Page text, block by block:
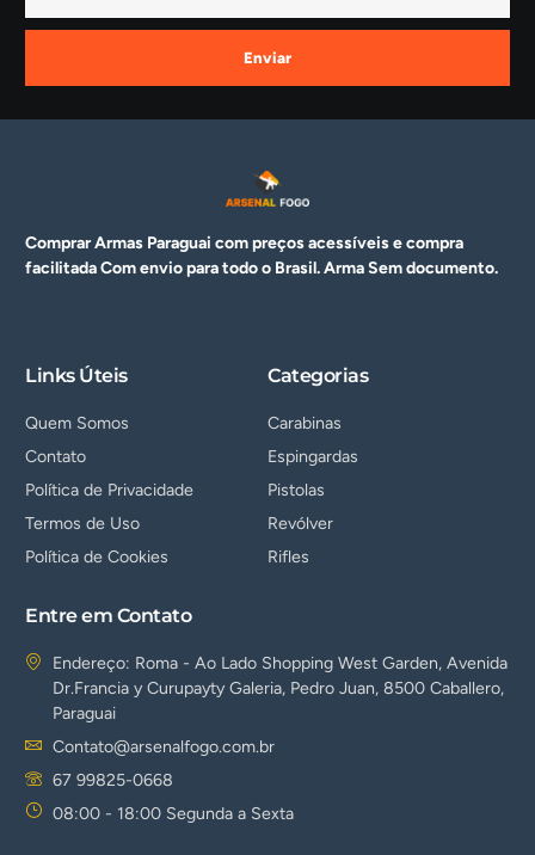
Enviar
Comprar Armas Paraguai com preços acessíveis e compra
facilitada Com envio para todo o Brasil. ArmaSem documento.
Links Úteis
Quem Somos
Contato
Política de Privacidade
Termos de Uso
Política de Cookies
Categorias
Carabinas
Espingardas
Pistolas
Revólver
Rifles
Entre em Contato
Endereço: Roma - Ao Lado Shopping West Garden, Avenida
Dr.Francia y Curupayty Galeria, Pedro Juan, 8500 Caballero,
Paraguai
Contato@arsenalfogo.com.br
67 99825-0668
08:00 - 18:00 Segunda a Sexta